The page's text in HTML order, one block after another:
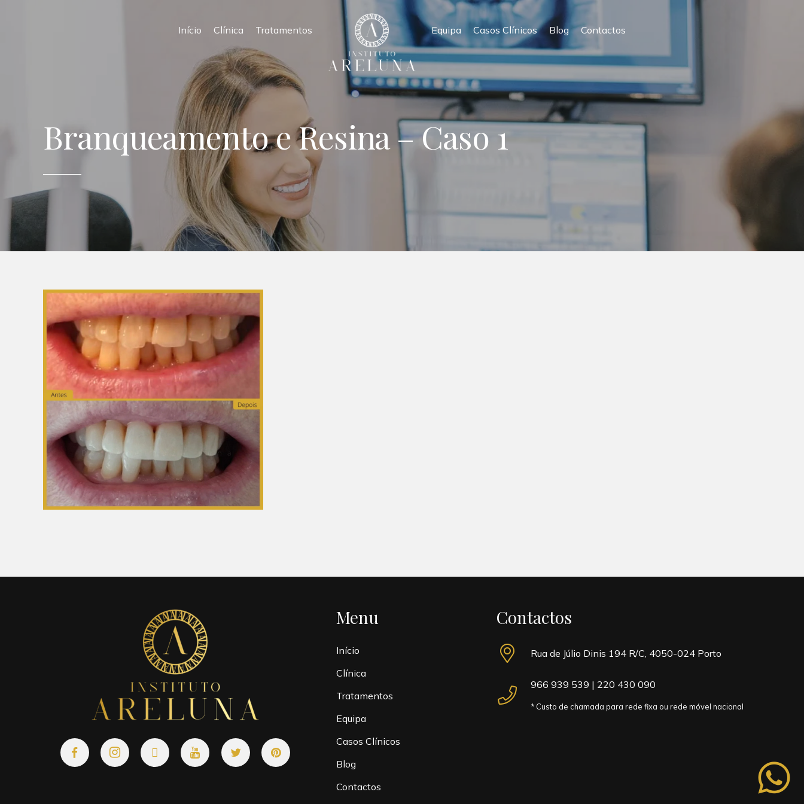
Início Clínica Tratamentos Equipa Casos Clínicos Blog Contactos
Branqueamento e Resina – Caso 1
Menu
Início
Clínica
Tratamentos
Equipa
Casos Clínicos
Blog
Contactos
Contactos
Rua de Júlio Dinis 194 R/C, 4050-024 Porto
966 939 539 | 220 430 090
* Custo de chamada para rede fixa ou rede móvel nacional
whatsapp